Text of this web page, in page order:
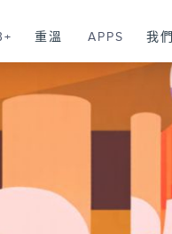
重溫 APPS 我們